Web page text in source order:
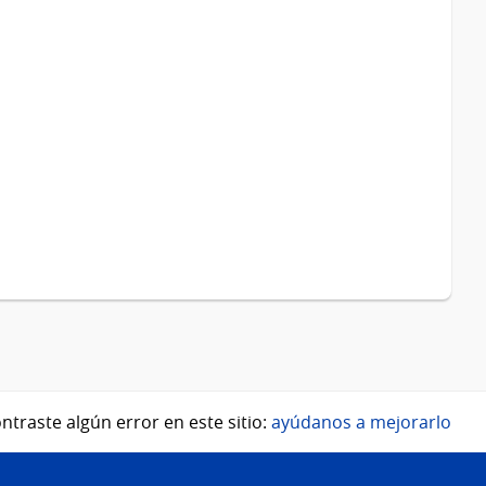
algún error en este sitio: ayúdanos a mejorarlo